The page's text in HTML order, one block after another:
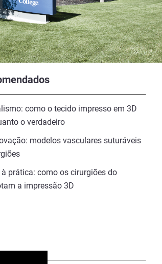
como o tecido impresso em 3D
o verdadeiro
modelos vasculares suturáveis
prática: como os cirurgiões do
a impressão 3D